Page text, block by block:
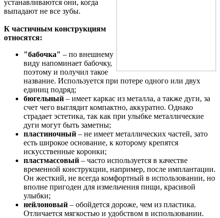
устанавливаются они, когда
выпадают не все зубы.
К частичным конструкциям
относятся:
"бабочка" – по внешнему
виду напоминает бабочку,
поэтому и получил такое
название. Используется при потере одного или двух
единиц подряд;
бюгельный – имеет каркас из металла, а также дуги, за
счет чего выглядит компактно, аккуратно. Однако
страдает эстетика, так как при улыбке металлические
дуги могут быть заметны;
пластиночный – не имеет металлических частей, зато
есть широкое основание, к которому крепятся
искусственные коронки;
пластмассовый – часто используется в качестве
временной конструкции, например, после имплантации.
Он жесткий, не всегда комфортный в использовании, но
вполне пригоден для измельчения пищи, красивой
улыбки;
нейлоновый – обойдется дороже, чем из пластика.
Отличается мягкостью и удобством в использовании.